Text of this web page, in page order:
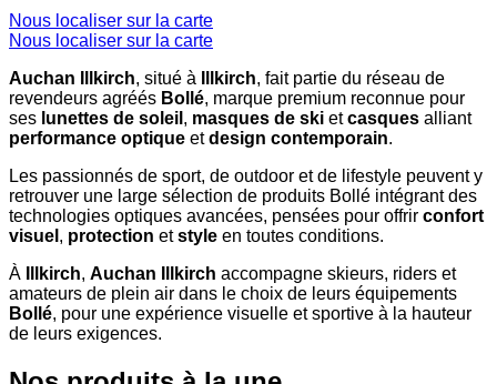
Nous localiser sur la carte
Nous localiser sur la carte
Auchan Illkirch, situé à Illkirch, fait partie du réseau de
revendeurs agréés Bollé, marque premium reconnue pour
ses lunettes de soleil , masques de ski etcasques alliant
performance optique etdesign contemporain.
Les passionnés de sport, de outdoor et de lifestyle peuvent y
retrouver une large sélection de produits Bollé intégrant des
technologies optiques avancées, pensées pour offrir confort
visuel , protection etstyle en toutes conditions.
À
Illkirch, Auchan Illkirch accompagne skieurs, riders et
amateurs de plein air dans le choix de leurs équipements
Bollé, pour une expérience visuelle et sportive à la hauteur
de leurs exigences.